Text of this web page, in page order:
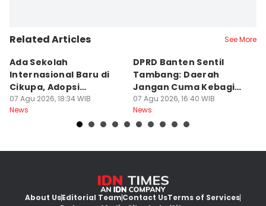
Related Articles See More
Ada Sekolah
Internasional Baru di
Cikupa, Adopsi
Kurikulum Singapura
07 Agu 2026, 18:34 WIB
News
DPRD Banten Sentil
Tambang: Daerah
Jangan Cuma Kebagian
Rusaknya
07 Agu 2026, 16:40 WIB
News
About UsEditorial TeamContact UsTerms of Services